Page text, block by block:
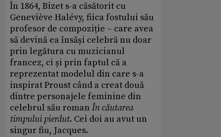
În 1864, Bizet s-a căsătorit cu
Geneviève Halévy, fiica fostului său
profesor de compoziție – care avea
să devină ea însăși celebră nu doar
prin legătura cu muzicianul
francez, ci și prin faptul că a
reprezentat modelul din care s-a
inspirat Proust când a creat două
dintre personajele feminine din
celebrul său romanÎn căutarea
timpului pierdut. Cei doi au avut un
singur fiu, Jacques.